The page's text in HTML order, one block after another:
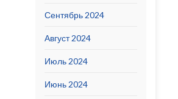
Сентябрь 2024
Август 2024
Июль 2024
Июнь 2024